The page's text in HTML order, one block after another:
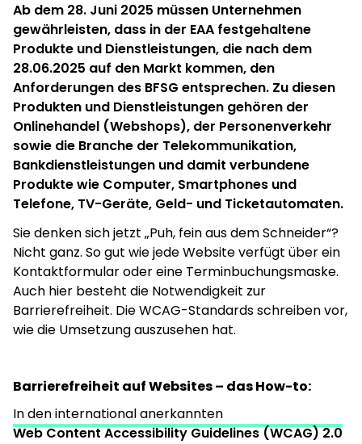
Ab dem 28. Juni 2025 müssen Unternehmen
gewährleisten, dass in der EAA festgehaltene
Produkte und Dienstleistungen, die nach dem
28.06.2025 auf den Markt kommen, den
Anforderungen des BFSG entsprechen. Zu diesen
Produkten und Dienstleistungen gehören der
Onlinehandel (Webshops), der Personenverkehr
sowie die Branche der Telekommunikation,
Bankdienstleistungen und damit verbundene
Produkte wie Computer, Smartphones und
Telefone, TV-Geräte, Geld- und Ticketautomaten.
Sie denken sich jetzt „Puh, fein aus dem Schneider“?
Nicht ganz. So gut wie jede Website verfügt über ein
Kontaktformular oder eine Terminbuchungsmaske.
Auch hier besteht die Notwendigkeit zur
Barrierefreiheit. Die WCAG-Standards schreiben vor,
wie die Umsetzung auszusehen hat.
Barrierefreiheit auf Websites – das How-to:
In den international anerkannten
Web Content Accessibility Guidelines (WCAG) 2.0